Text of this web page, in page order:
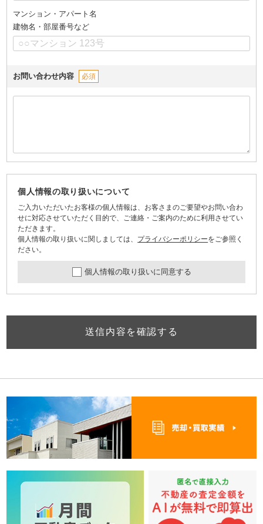
マンション・アパート名
建物名・部屋番号など
お問い合わせ内容 必須
個人情報の取り扱いについて
ご入力いただいたお客様の個人情報は、お客さまのご要望やお問い合わ
せに対応させていただく目的で、ご連絡・ご案内のために利用させてい
ただきます。
個人情報の取り扱いに関しましては、 プライバシーポリシーをご参照く
ださい。
個人情報の取り扱いに同意する
送信内容を確認する